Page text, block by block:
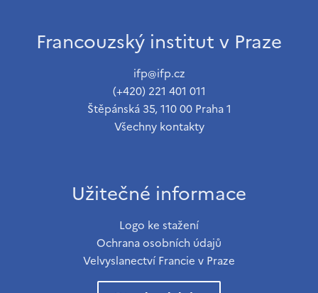
Francouzský institut v Praze
ifp@ifp.cz
(+420) 221 401 011
Štěpánská 35, 110 00 Praha 1
Všechny kontakty
Užitečné informace
Logo ke stažení
Ochrana osobních údajů
Velvyslanectví Francie v Praze